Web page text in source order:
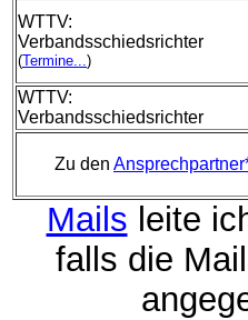
WTTV:
Verbandsschiedsrichter
(Termine...)
WTTV:
Verbandsschiedsrichter
Zu den
Mails leite
falls die